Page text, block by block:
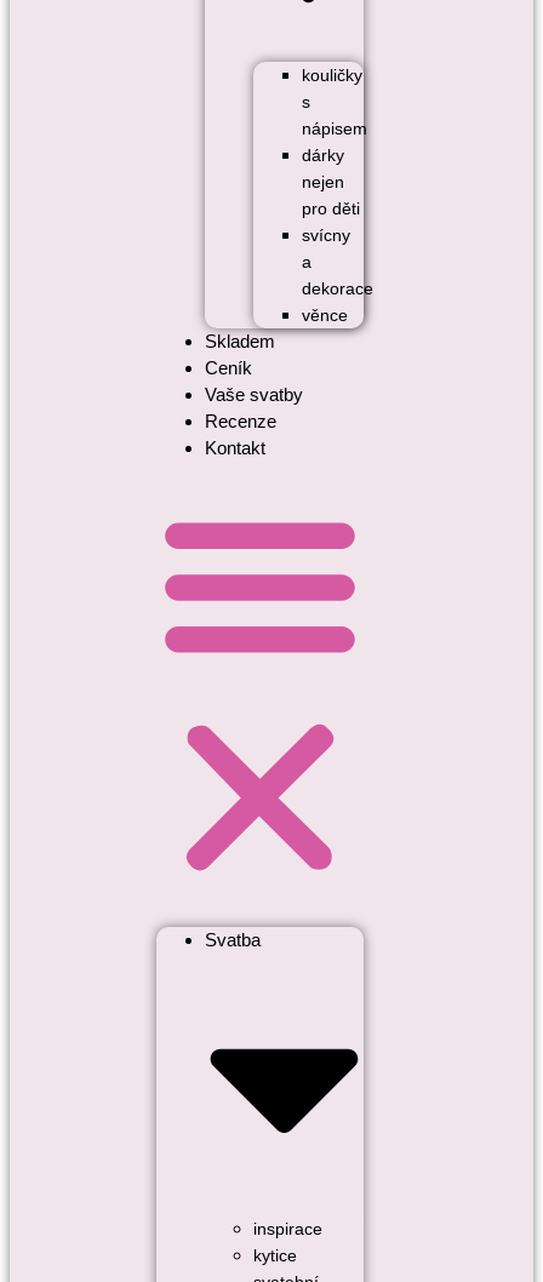
kouličky
s
nápisem
dárky
nejen
pro děti
svícny
a
dekorace
věnce
Skladem
Ceník
Vaše svatby
Recenze
Kontakt
Svatba
inspirace
kytice